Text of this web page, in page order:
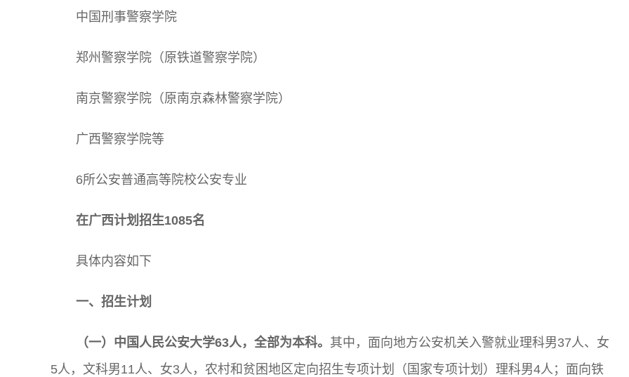
中国刑事警察学院
郑州警察学院（原铁道警察学院）
南京警察学院（原南京森林警察学院）
广西警察学院等
6所公安普通高等院校公安专业
在广西计划招生1085名
具体内容如下
一、招生计划
（一）中国人民公安大学63人，全部为本科。 其中，面向地方公安机关入警就业理科男37人、女
5人，文科男11人、女3人，农村和贫困地区定向招生专项计划（国家专项计划）理科男4人；面向铁